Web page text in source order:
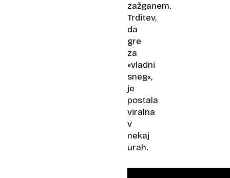
zažganem.
Trditev,
da
gre
za
»vladni
sneg«,
je
postala
viralna
v
nekaj
urah.